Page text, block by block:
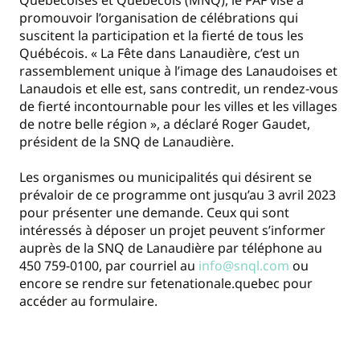
promouvoir l’organisation de célébrations qui
suscitent la participation et la fierté de tous les
Québécois. « La Fête dans Lanaudière, c’est un
rassemblement unique à l’image des Lanaudoises et
Lanaudois et elle est, sans contredit, un rendez-vous
de fierté incontournable pour les villes et les villages
de notre belle région », a déclaré Roger Gaudet,
président de la SNQ de Lanaudière.
Les organismes ou municipalités qui désirent se
prévaloir de ce programme ont jusqu’au 3 avril 2023
pour présenter une demande. Ceux qui sont
intéressés à déposer un projet peuvent s’informer
auprès de la SNQ de Lanaudière par téléphone au
450 759-0100, par courriel au info@snql.com ou
encore se rendre sur fetenationale.quebec pour
accéder au formulaire.